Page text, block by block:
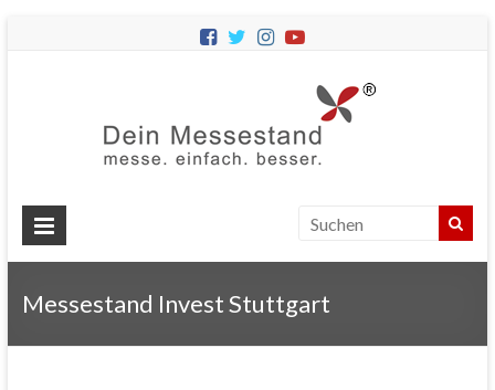
Messestände
für
Messestand Invest Stuttgart